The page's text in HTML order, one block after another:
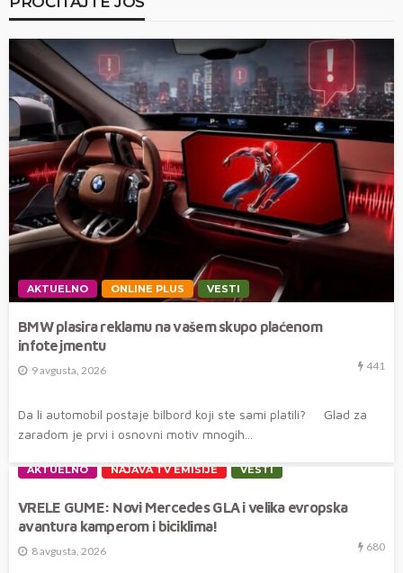
AKTUELNO ONLINE PLUS VESTI
BMW plasira reklamu na vašem skupo plaćenom
infotejmentu
9 avgusta, 2026 441
Da li automobil postaje bilbord koji ste sami platili? Glad za
zaradom je prvi i osnovni motiv mnogih...
AKTUELNO NAJAVA TV EMISIJE VESTI
VRELE GUME: Novi Mercedes GLA i velika evropska
avantura kamperom i biciklima!
8 avgusta, 2026 680